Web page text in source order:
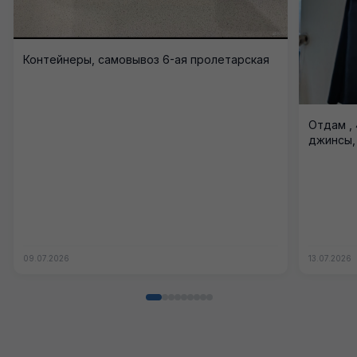
Контейнеры, самовывоз 6-ая пролетарская
09.07.2026
Отдам ,
джинсы,
13.07.2026